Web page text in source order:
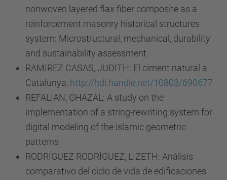
nonwoven layered flax fiber composite as a
reinforcement masonry historical structures
system: Microstructural, mechanical, durability
and sustainability assessment
RAMIREZ CASAS, JUDITH: El ciment natural a
Catalunya, http://hdl.handle.net/10803/690677
REFALIAN, GHAZAL: A study on the
implementation of a string-rewriting system for
digital modeling of the islamic geometric
patterns
RODRÍGUEZ RODRÍGUEZ, LIZETH: Análisis
comparativo del ciclo de vida de edificaciones